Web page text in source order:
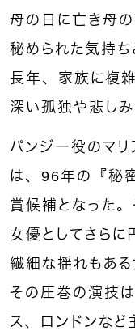
母の日に亡き母
秘められた気持ち
長年、家族に複
深い孤独や悲しみ
パンジー役のマリ
は、96年の『秘
賞候補となった
女優としてさらに
繊細な揺れもあ
その圧巻の演技
ス、ロンドンな